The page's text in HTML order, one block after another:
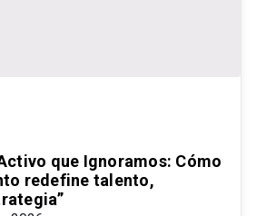
que Ignoramos: Cómo
redefine talento,